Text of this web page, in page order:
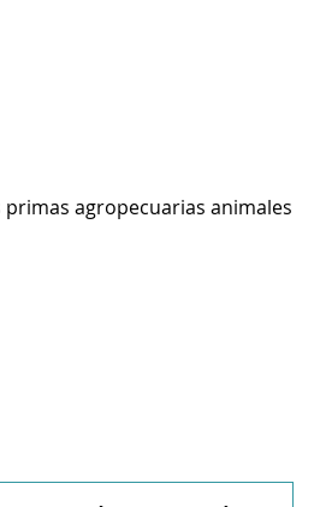
agropecuarias animales